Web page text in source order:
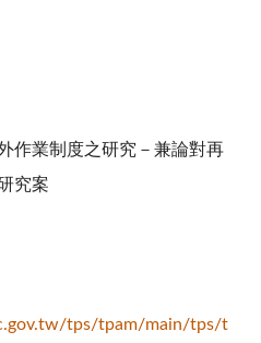
作業制度之研究－兼論對再
究案
tps/tpam/main/tps/t